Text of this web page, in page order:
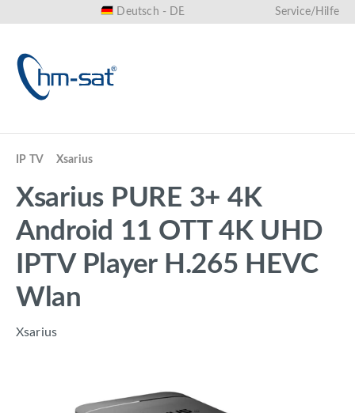
Deutsch - DE Service/Hilfe
IP TV Xsarius
Xsarius PURE 3+ 4K
Android 11 OTT 4K UHD
IPTV Player H.265 HEVC
Wlan
Xsarius